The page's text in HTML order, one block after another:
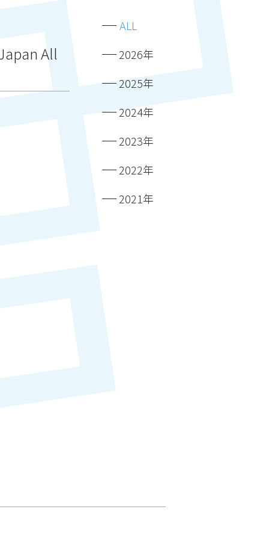
All
ALL
2026年
2025年
2024年
2023年
2022年
2021年